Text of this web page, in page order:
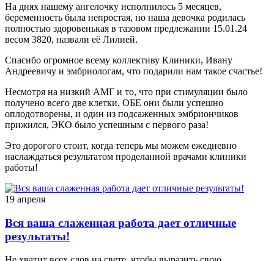
На днях нашему ангелочку исполнилось 5 месяцев,
беременность была непростая, но наша девочка родилась
полностью здоровенькая в тазовом предлежании 15.01.24
весом 3820, назвали её Лилией.
Спасибо огромное всему коллективу Клиники, Ивану
Андреевичу и эмбриологам, что подарили нам такое счастье!
Несмотря на низкий АМГ и то, что при стимуляции было
получено всего две клетки, ОБЕ они были успешно
оплодотворены, и один из подсаженных эмбриончиков
прижился, ЭКО было успешным с первого раза!
Это дорогого стоит, когда теперь мы можем ежедневно
наслаждаться результатом проделанной врачами клиники
работы!
19 апреля
Вся ваша слаженная работа дает отличные
результаты!